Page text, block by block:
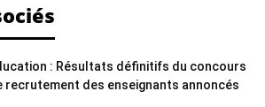
: Résultats définitifs du concours
recrutement des enseignants annoncés